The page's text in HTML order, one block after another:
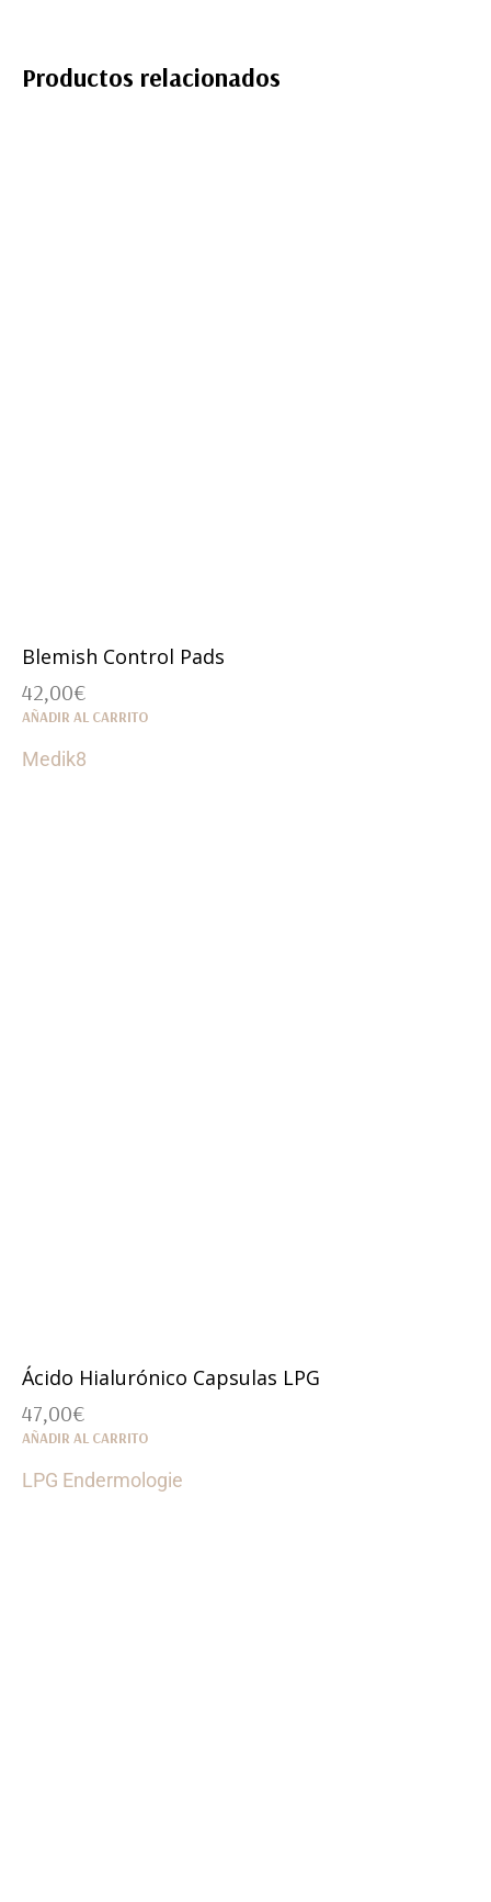
Productos relacionados
Blemish Control Pads
42,00€
AÑADIR AL CARRITO
Medik8
Ácido Hialurónico Capsulas LPG
47,00€
AÑADIR AL CARRITO
LPG Endermologie